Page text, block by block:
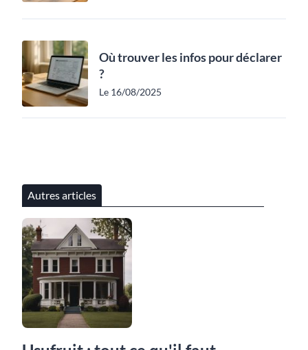
Où trouver les infos pour déclarer
?
Le 16/08/2025
Autres articles